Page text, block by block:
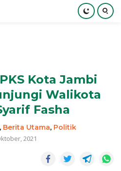
Kota Jambi
Walikota
Fasha
, Berita Utama, Politik
2021